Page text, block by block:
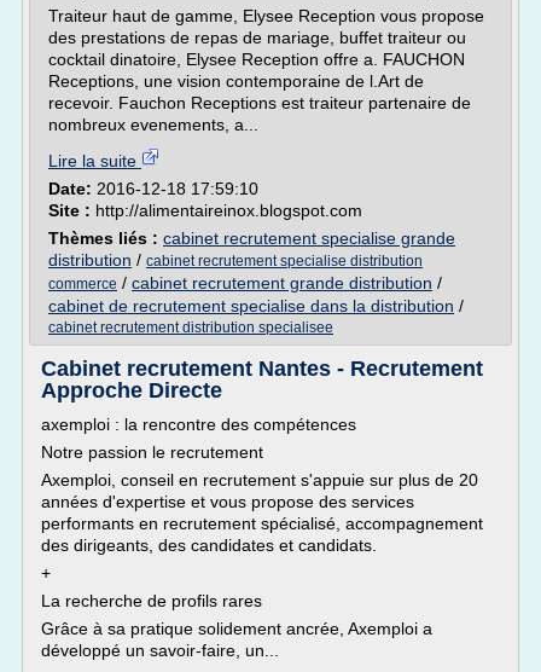
Traiteur haut de gamme, Elysee Reception vous propose
des prestations de repas de mariage, buffet traiteur ou
cocktail dinatoire, Elysee Reception offre a. FAUCHON
Receptions, une vision contemporaine de l.Art de
recevoir. Fauchon Receptions est traiteur partenaire de
nombreux evenements, a...
Lire la suite
Date: 2016-12-18 17:59:10
Site : http://alimentaireinox.blogspot.com
Thèmes liés : cabinet recrutement specialise grande
distribution / cabinet recrutement specialise distribution
commerce / cabinet recrutement grande distribution /
cabinet de recrutement specialise dans la distribution /
cabinet recrutement distribution specialisee
Cabinet recrutement Nantes - Recrutement
Approche Directe
axemploi : la rencontre des compétences
Notre passion le recrutement
Axemploi, conseil en recrutement s'appuie sur plus de 20
années d'expertise et vous propose des services
performants en recrutement spécialisé, accompagnement
des dirigeants, des candidates et candidats.
+
La recherche de profils rares
Grâce à sa pratique solidement ancrée, Axemploi a
développé un savoir-faire, un...